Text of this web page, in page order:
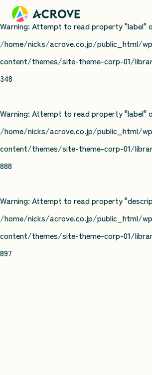
Warning: Attempt to read property "label"
/home/nicks/acrove.co.jp/public_html/
content/themes/site-theme-corp-01/
348
Warning: Attempt to read property "label"
/home/nicks/acrove.co.jp/public_html/
content/themes/site-theme-corp-01/
888
Warning: Attempt to read property
/home/nicks/acrove.co.jp/public_html/
content/themes/site-theme-corp-01/
897